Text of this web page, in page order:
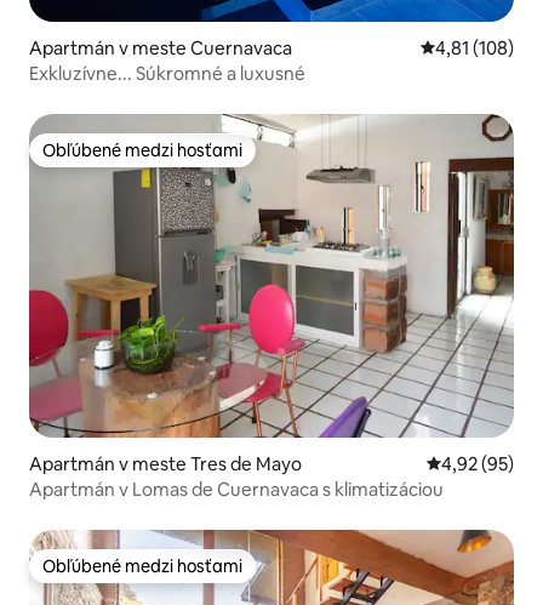
Apartmán v meste Cuernavaca Priemerné
4,81 (108)
Exkluzívne... Súkromné a luxusné
Obľúbené medzi hosťami
Obľúbené medzi hosťami
Apartmán v meste Tres de Mayo Priemerné
4,92 (95)
Apartmán v Lomas de Cuernavaca s klimatizáciou
Obľúbené medzi hosťami
Obľúbené medzi hosťami